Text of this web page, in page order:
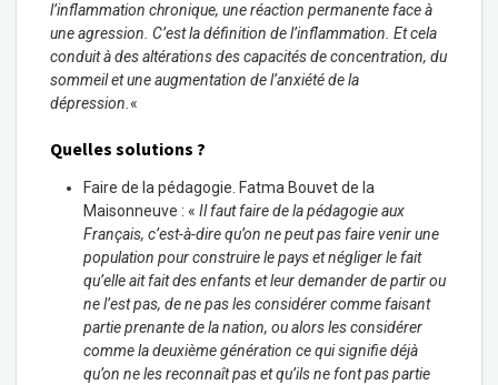
l’inflammation chronique, une réaction permanente face à
une agression. C’est la définition de l’inflammation. Et cela
conduit à des altérations des capacités de concentration, du
sommeil et une augmentation de l’anxiété de la
dépression.«
Quelles solutions ?
Faire de la pédagogie. Fatma Bouvet de la
Maisonneuve : « Il faut faire de la pédagogie aux
Français, c’est-à-dire qu’on ne peut pas faire venir une
population pour construire le pays et négliger le fait
qu’elle ait fait des enfants et leur demander de partir ou
ne l’est pas, de ne pas les considérer comme faisant
partie prenante de la nation, ou alors les considérer
comme la deuxième génération ce qui signifie déjà
qu’on ne les reconnaît pas et qu’ils ne font pas partie